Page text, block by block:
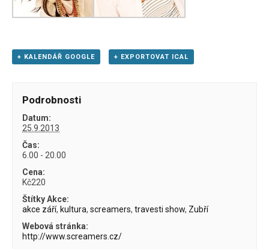
+ KALENDÁŘ GOOGLE + EXPORTOVAT ICAL
Podrobnosti
Datum:
25.9.2013
Čas:
6.00 - 20.00
Cena:
Kč220
Štítky Akce:
akce září, kultura,screamers,travesti show, Zubří
Webová stránka:
http://www.screamers.cz/